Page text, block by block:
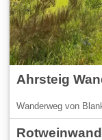
Ahrsteig
Wanderweg von